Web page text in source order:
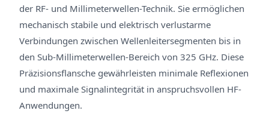
der RF- und Millimeterwellen-Technik. Sie ermöglichen
mechanisch stabile und elektrisch verlustarme
Verbindungen zwischen Wellenleitersegmenten bis in
den Sub-Millimeterwellen-Bereich von 325 GHz. Diese
Präzisionsflansche gewährleisten minimale Reflexionen
und maximale Signalintegrität in anspruchsvollen HF-
Anwendungen.